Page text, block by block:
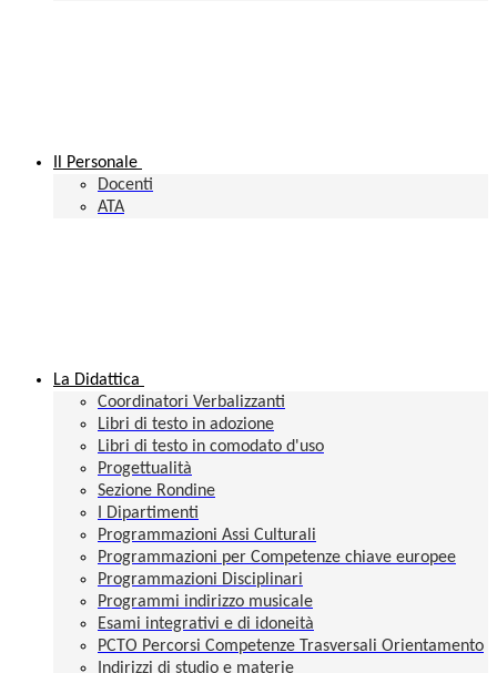
Il Personale
Docenti
ATA
La Didattica
Coordinatori Verbalizzanti
Libri di testo in adozione
Libri di testo in comodato d'uso
Progettualità
Sezione Rondine
I Dipartimenti
Programmazioni Assi Culturali
Programmazioni per Competenze chiave europee
Programmazioni Disciplinari
Programmi indirizzo musicale
Esami integrativi e di idoneità
PCTO Percorsi Competenze Trasversali Orientamento
Indirizzi di studio e materie